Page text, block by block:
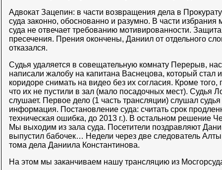
Адвокат Зацепин: в части возвращения дела в
суда законно, обоснованно и разумно. В части
суда не отвечает требованию мотивированности.
пресечения. Прения окончены, Даниил от отдельного
отказался.
Судья удаляется в совещательную комнату Перерыв,
написали жалобу на капитана Васнецова, который
коридоре снимать на видео без их согласия. Кроме
что их не пустили в зал (мало посадочных мест). Судья
слушает. Первое дело (1 часть трансляции) слушал
информация. Постановление суда: считать срок
техническая ошибка, до 2013 г.). В остальном решение
Мы выходим из зала суда. Посетители поздравляют
выпустил бабочек… Недели через две следователь
тома дела Даниила Константинова.
На этом мы заканчиваем нашу трансляцию из